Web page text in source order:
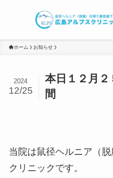
ホーム お知らせ
本日１２月
間
2024
12/25
当院は鼠径ヘルニア（
クリニックです。